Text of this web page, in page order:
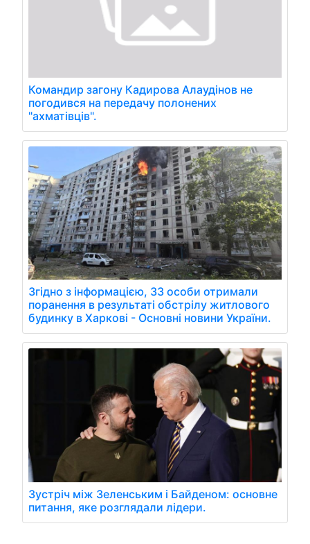
Командир загону Кадирова Алаудінов не
погодився на передачу полонених
"ахматівців".
Згідно з інформацією, 33 особи отримали
поранення в результаті обстрілу житлового
будинку в Харкові - Основні новини України.
Зустріч між Зеленським і Байденом: основне
питання, яке розглядали лідери.